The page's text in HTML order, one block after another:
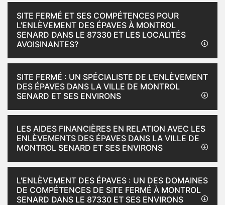
SITE FERMÉ ET SES COMPÉTENCES POUR
L'ENLÈVEMENT DES ÉPAVES À MONTROL
SENARD DANS LE 87330 ET LES LOCALITÉS
AVOISINANTES?
SITE FERMÉ : UN SPÉCIALISTE DE L'ENLÈVEMENT
DES ÉPAVES DANS LA VILLE DE MONTROL
SENARD ET SES ENVIRONS
LES AIDES FINANCIÈRES EN RELATION AVEC LES
ENLÈVEMENTS DES ÉPAVES DANS LA VILLE DE
MONTROL SENARD ET SES ENVIRONS
L'ENLÈVEMENT DES ÉPAVES : UN DES DOMAINES
DE COMPÉTENCES DE SITE FERMÉ À MONTROL
SENARD DANS LE 87330 ET SES ENVIRONS